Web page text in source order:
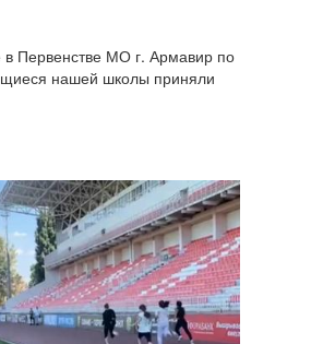
в Первенстве МО г. Армавир по
нашей школы приняли